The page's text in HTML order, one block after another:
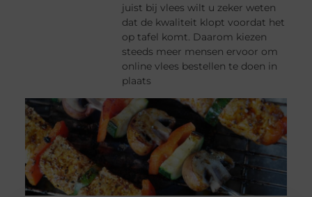
juist bij vlees wilt u zeker weten
dat de kwaliteit klopt voordat het
op tafel komt. Daarom kiezen
steeds meer mensen ervoor om
online vlees bestellen te doen in
plaats